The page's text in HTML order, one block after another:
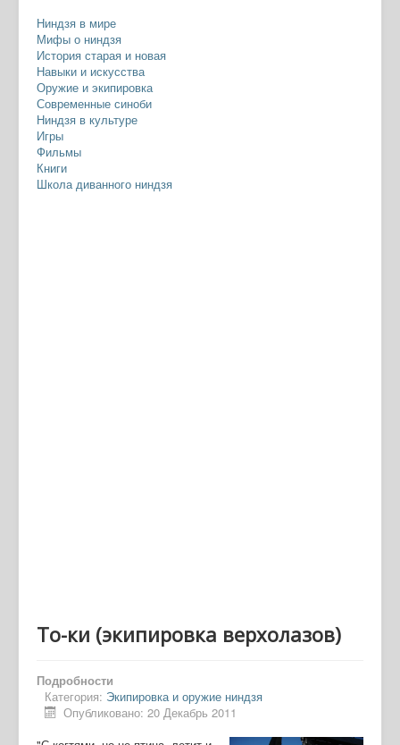
Ниндзя в мире
Мифы о ниндзя
История старая и новая
Навыки и искусства
Оружие и экипировка
Современные синоби
Ниндзя в культуре
Игры
Фильмы
Книги
Школа диванного ниндзя
То-ки (экипировка верхолазов)
Подробности
Категория: Экипировка и оружие ниндзя
Опубликовано: 20 Декабрь 2011